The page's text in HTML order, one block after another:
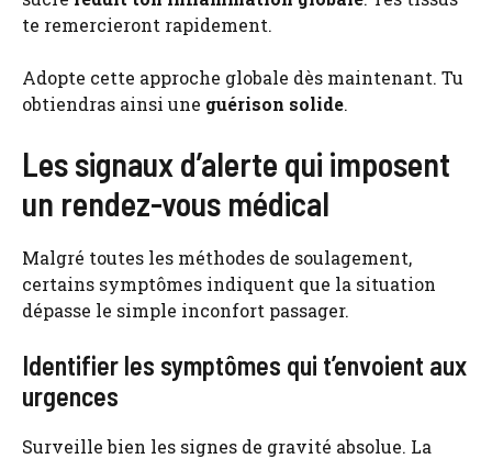
te remercieront rapidement.
Adopte cette approche globale dès maintenant. Tu
obtiendras ainsi une guérison solide.
Les signaux d’alerte qui imposent
un rendez-vous médical
Malgré toutes les méthodes de soulagement,
certains symptômes indiquent que la situation
dépasse le simple inconfort passager.
Identifier les symptômes qui t’envoient aux
urgences
Surveille bien les signes de gravité absolue. La